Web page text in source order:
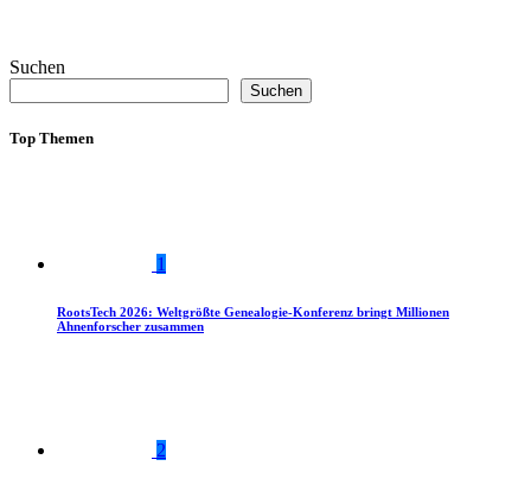
Suchen
Suchen
Top Themen
1
RootsTech 2026: Weltgrößte Genealogie-Konferenz bringt Millionen
Ahnenforscher zusammen
2